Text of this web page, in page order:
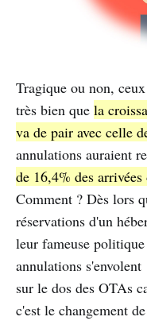
Tragique ou non,
très bien que la
va de pair avec celle
annulations auraient
de 16,4% des
Comment ? Dès lors
réservations d'un
leur fameuse
annulations
sur le dos des OTAs
c'est le changement